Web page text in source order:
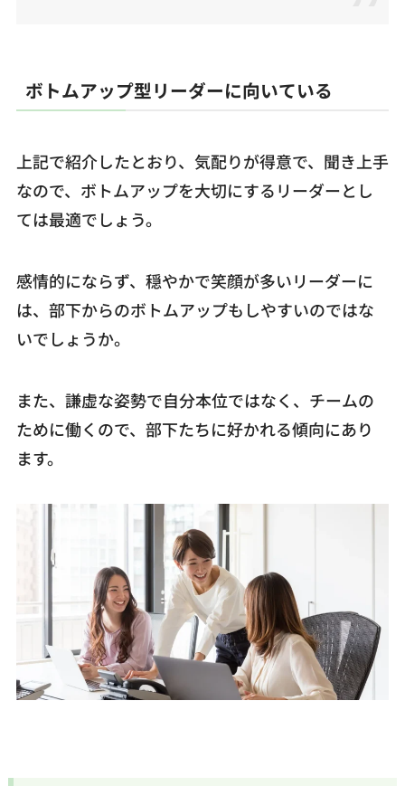
ボトムアップ型リーダーに向いている
上記で紹介したとおり、気配りが得意で、聞き上手
なので、ボトムアップを大切にするリーダーとし
ては最適でしょう。
感情的にならず、穏やかで笑顔が多いリーダーに
は、部下からのボトムアップもしやすいのではな
いでしょうか。
また、謙虚な姿勢で自分本位ではなく、チームの
ために働くので、部下たちに好かれる傾向にあり
ます。